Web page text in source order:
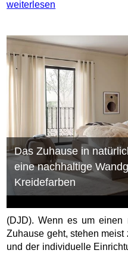
weiterlesen
Das Zuhause in
eine nachhaltige
Kreidefarben
(DJD). Wenn es um einen
Zuhause geht, stehen
und der individuelle